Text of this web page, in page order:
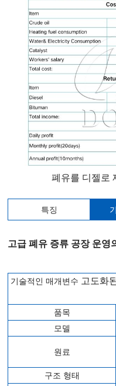
폐유를 디젤로
특징
고급 폐유 증류 공장 운영
기술적인 매개변수 고도화
품목
모델
원료
구조 형태